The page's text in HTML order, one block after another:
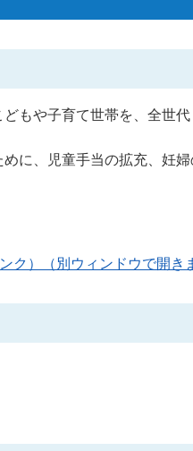
もや子育て世帯を、全世
に、児童手当の拡充、妊
ク）（別ウィンドウで開き